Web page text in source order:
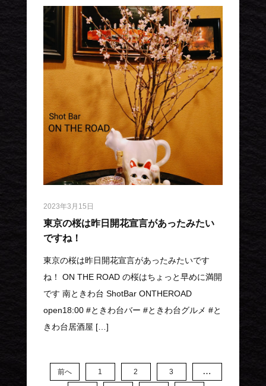
2023年3月15日
東京の桜は昨日開花宣言があったみたい
ですね！
東京の桜は昨日開花宣言があったみたいです
ね！ ON THE ROAD の桜はちょっと早めに満開
です 南ときわ台 ShotBar ONTHEROAD
open18:00 #ときわ台バー #ときわ台グルメ #と
きわ台居酒屋 […]
前へ 1 2 3 …